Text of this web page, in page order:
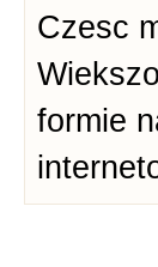
Czesc
formie